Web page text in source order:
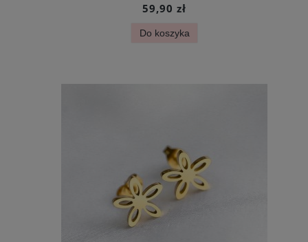
59,90 zł
Do koszyka